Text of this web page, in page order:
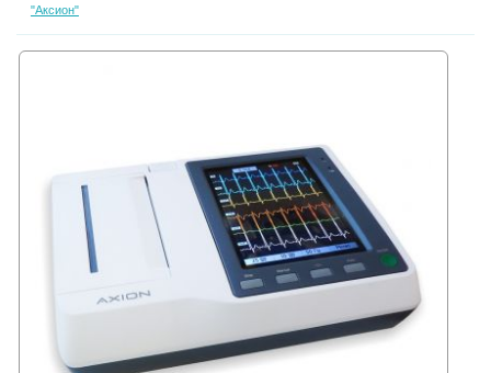
"Аксион"